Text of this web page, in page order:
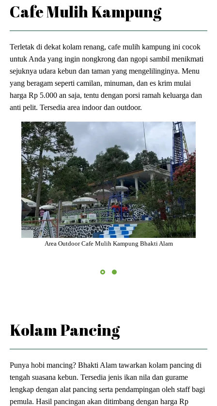
Cafe Mulih Kampung
Terletak di dekat kolam renang, cafe mulih kampung ini cocok
untuk Anda yang ingin nongkrong dan ngopi sambil menikmati
sejuknya udara kebun dan taman yang mengelilinginya. Menu
yang beragam seperti camilan, minuman, dan es krim mulai
harga Rp 5.000 an saja, tentu dengan porsi ramah keluarga dan
anti pelit. Tersedia area indoor dan outdoor.
Area Outdoor Cafe Mulih Kampung Bhakti Alam
Kolam Pancing
Punya hobi mancing? Bhakti Alam tawarkan kolam pancing di
tengah suasana kebun. Tersedia jenis ikan nila dan gurame
lengkap dengan alat pancing serta pendampingan oleh staff bagi
pemula. Hasil pancingan akan ditimbang dengan harga Rp